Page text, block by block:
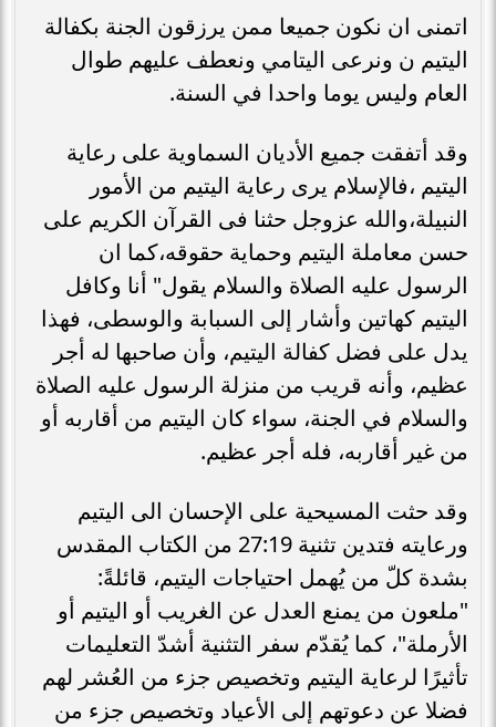
اتمنى ان نكون جميعا ممن يرزقون الجنة بكفالة
اليتيم ن ونرعى اليتامي ونعطف عليهم طوال
العام وليس يوما واحدا في السنة.
وقد أتفقت جميع الأديان السماوية على رعاية
اليتيم ،فالإسلام يرى رعاية اليتيم من الأمور
النبيلة،والله عزوجل حثنا فى القرآن الكريم على
حسن معاملة اليتيم وحماية حقوقه،كما ان
الرسول عليه الصلاة والسلام يقول" أنا وكافل
اليتيم كهاتين وأشار إلى السبابة والوسطى، فهذا
يدل على فضل كفالة اليتيم، وأن صاحبها له أجر
عظيم، وأنه قريب من منزلة الرسول عليه الصلاة
والسلام في الجنة، سواء كان اليتيم من أقاربه أو
من غير أقاربه، فله أجر عظيم.
وقد حثت المسيحية على الإحسان الى اليتيم
ورعايته فتدين تثنية 27:19 من الكتاب المقدس
بشدة كلّ من يُهمل احتياجات اليتيم، قائلةً:
"ملعون من يمنع العدل عن الغريب أو اليتيم أو
الأرملة"، كما يُقدّم سفر التثنية أشدّ التعليمات
تأثيرًا لرعاية اليتيم وتخصيص جزء من العُشر لهم
فضلا عن دعوتهم إلى الأعياد وتخصيص جزء من